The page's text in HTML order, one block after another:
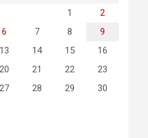
1
2
6 7 8
9
13 14 15
16
20 21 22
23
27 28 29
30